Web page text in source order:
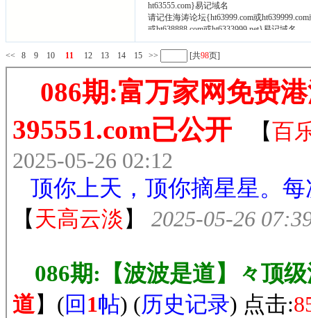
ht63555.com}易记域名
请记住海涛论坛{ht63999.com或
或ht638888.com或ht6333999.net}易记域名
如有域名打不开请尝试在域名前面加www.
<<
8 9 10 11 12 13 14 15 >> [共98页]